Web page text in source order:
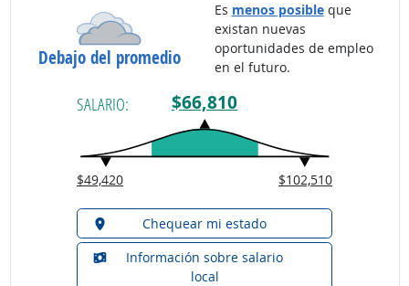
Debajo del promedio
Es menos posibleque
existan nuevas
oportunidades de empleo
en el futuro.
SALARIO: $66,810
$49,420 $102,510
Chequear mi estado
Información sobre salario
local